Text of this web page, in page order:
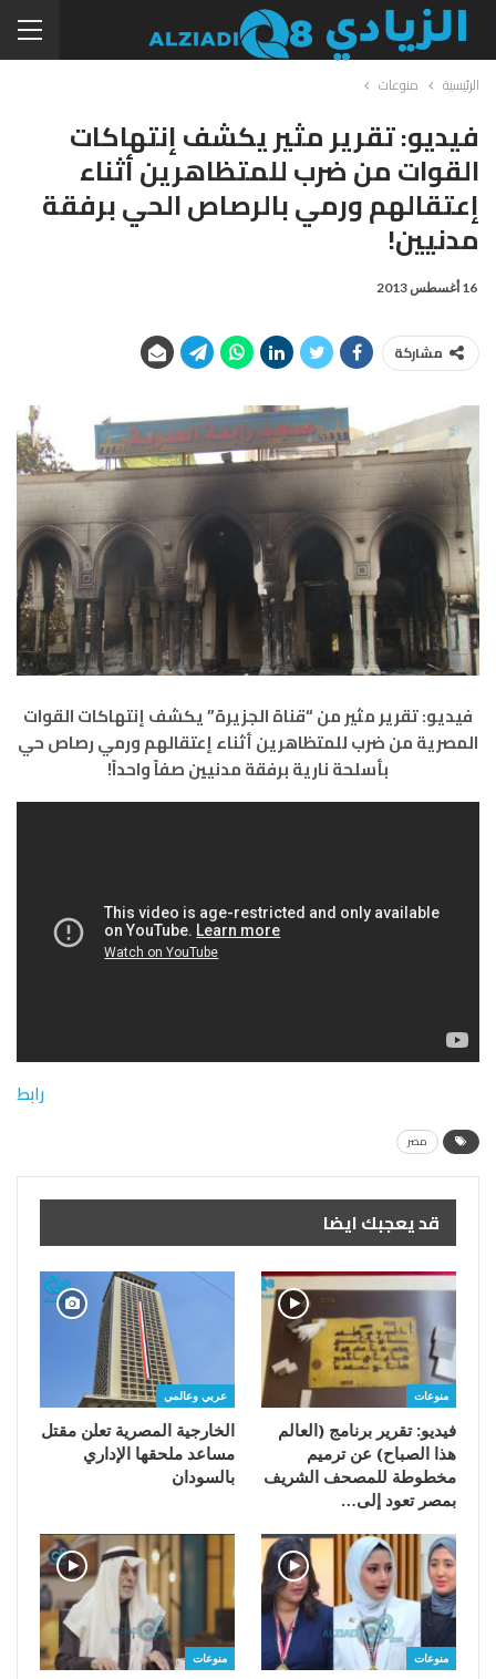
الرئيسية منوعات
فيديو: تقرير مثير يكشف إنتهاكات
القوات من ضرب للمتظاهرين أثناء
إعتقالهم ورمي بالرصاص الحي برفقة
مدنيين!
16 أغسطس 2013
مشاركة
فيديو: تقرير مثير من “قناة الجزيرة” يكشف إنتهاكات القوات
المصرية من ضرب للمتظاهرين أثناء إعتقالهم ورمي رصاص حي
بأسلحة نارية برفقة مدنيين صفاً واحداً!
رابط
مصر
قد يعجبك ايضا
منوعات
فيديو: تقرير برنامج (العالم
هذا الصباح) عن ترميم
مخطوطة للمصحف الشريف
بمصر تعود إلى…
عربي وعالمي
الخارجية المصرية تعلن مقتل
مساعد ملحقها الإداري
بالسودان
منوعات منوعات